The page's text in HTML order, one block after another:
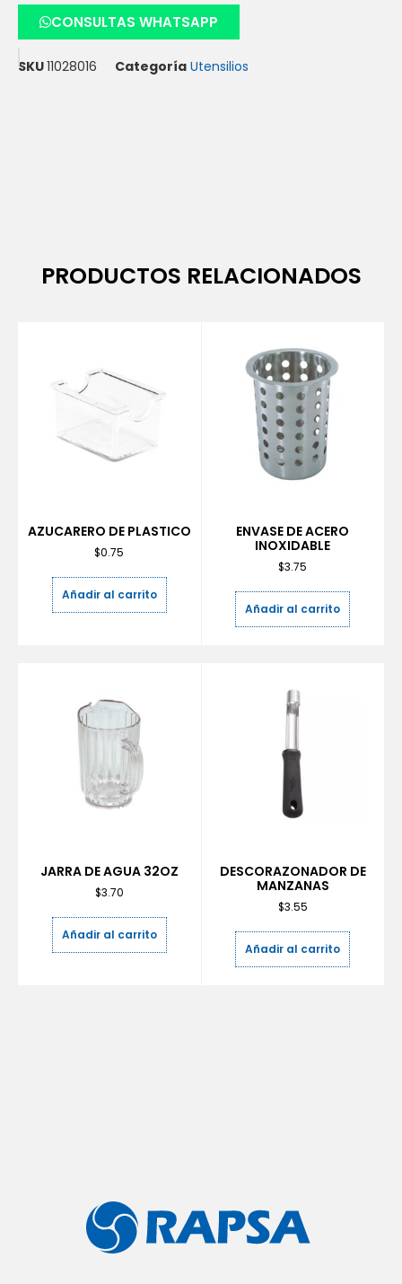
CONSULTAS WHATSAPP
SKU11028016 Categoría Utensilios
PRODUCTOS RELACIONADOS
AZUCARERO DE PLASTICO
$0.75
Añadir al carrito
ENVASE DE ACERO
INOXIDABLE
$3.75
Añadir al carrito
JARRA DE AGUA 32OZ
$3.70
Añadir al carrito
DESCORAZONADOR DE
MANZANAS
$3.55
Añadir al carrito